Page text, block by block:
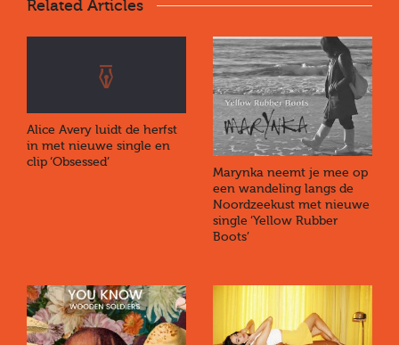
Related Articles
Alice Avery luidt de herfst
in met nieuwe single en
clip ‘Obsessed’
Marynka neemt je mee op
een wandeling langs de
Noordzeekust met nieuwe
single ‘Yellow Rubber
Boots’